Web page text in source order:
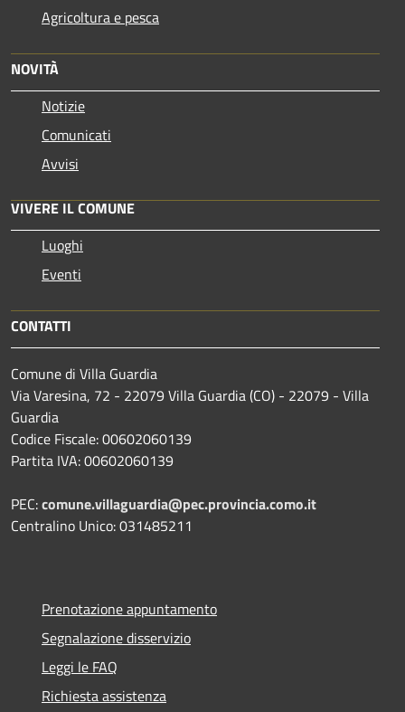
Agricoltura e pesca
NOVITÀ
Notizie
Comunicati
Avvisi
VIVERE IL COMUNE
Luoghi
Eventi
CONTATTI
Comune di Villa Guardia
Via Varesina, 72 - 22079 Villa Guardia (CO) - 22079 - Villa
Guardia
Codice Fiscale: 00602060139
Partita IVA: 00602060139
PEC:comune.villaguardia@pec.provincia.como.it
Centralino Unico: 031485211
Prenotazione appuntamento
Segnalazione disservizio
Leggi le FAQ
Richiesta assistenza